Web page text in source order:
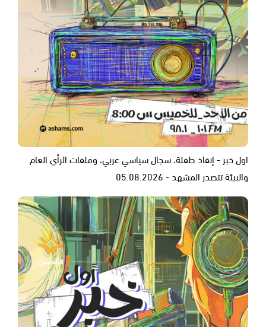
اول خبر - إنقاذ طفلة، سجال سياسي عربي، وملفات الرأي العام
والبيئة تتصدر المشهد - 05.08.2026